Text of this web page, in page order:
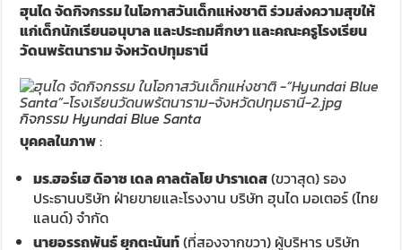
ฮุนได จัดกิจกรรม ในโอกาสวันเด็กแห่งชาติ ร่วมส่งความสุขให้
แก่เด็กนักเรียนอนุบาล และประถมศึกษา และคณะครูโรงเรียน
วัดนพรัตนาราม จังหวัดปทุมธานี
กิจกรรม Hyundai Blue Santa
บุคคลในภาพ:
มร.ฮอร์เฮ ดิอาซ เดล คาลตัลโย ปาราเดส(ขวาสุด) รอง
ประธานบริษัท ฝ่ายขายและโรงงาน บริษัท ฮุนได มอเตอร์ (ไทย
แลนด์) จำกัด
นายอรรถพันธ์ ยุกตะนันท์(ที่สองจากขวา) ผู้บริหาร บริษัท